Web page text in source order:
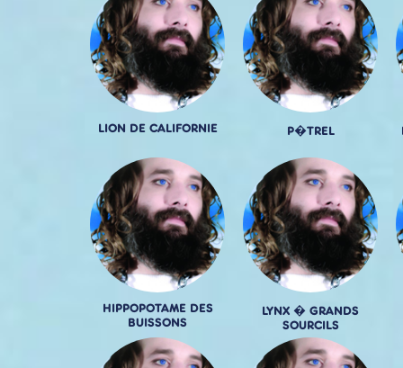
LION DE CALIFORNIE P�TREL
HIPPOPOTAME DES
BUISSONS
LYNX � GRANDS
SOURCILS